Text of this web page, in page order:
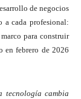
de negocios
cada profesional:
para construir
en febrero de 2026
tecnología cambia